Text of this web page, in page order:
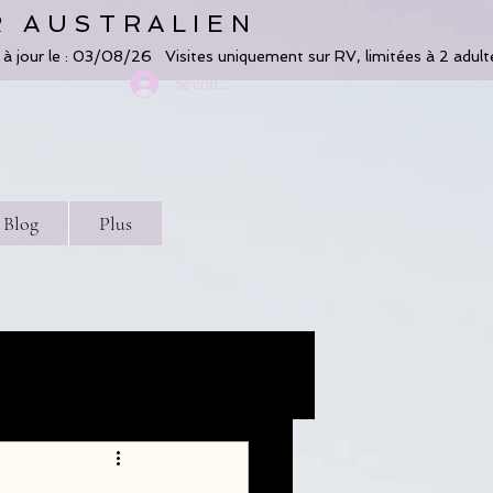
AUSTRALIEN
Blog Plus
Se connecter